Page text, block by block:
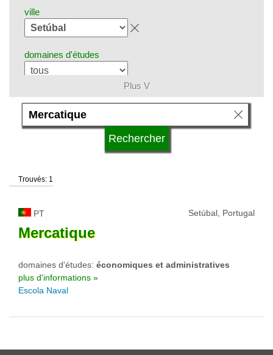
ville
domaines d'études
langue
type d'université
statut d'université
Plus V
Trouvés: 1
PT Setúbal, Portugal
Mercatique
domaines d'études: économiques et administratives
plus d'informations »
Escola Naval